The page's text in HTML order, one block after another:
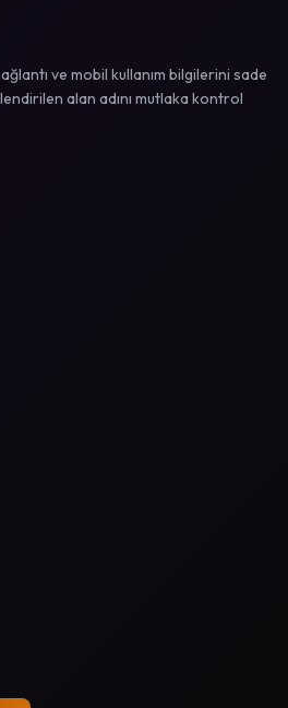
ve mobil kullanım bilgilerini sade
alan adını mutlaka kontrol